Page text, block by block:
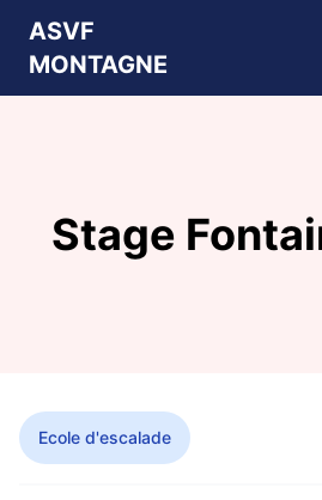
ASVF
MONTAGNE
Stage
Ecole d'escalade